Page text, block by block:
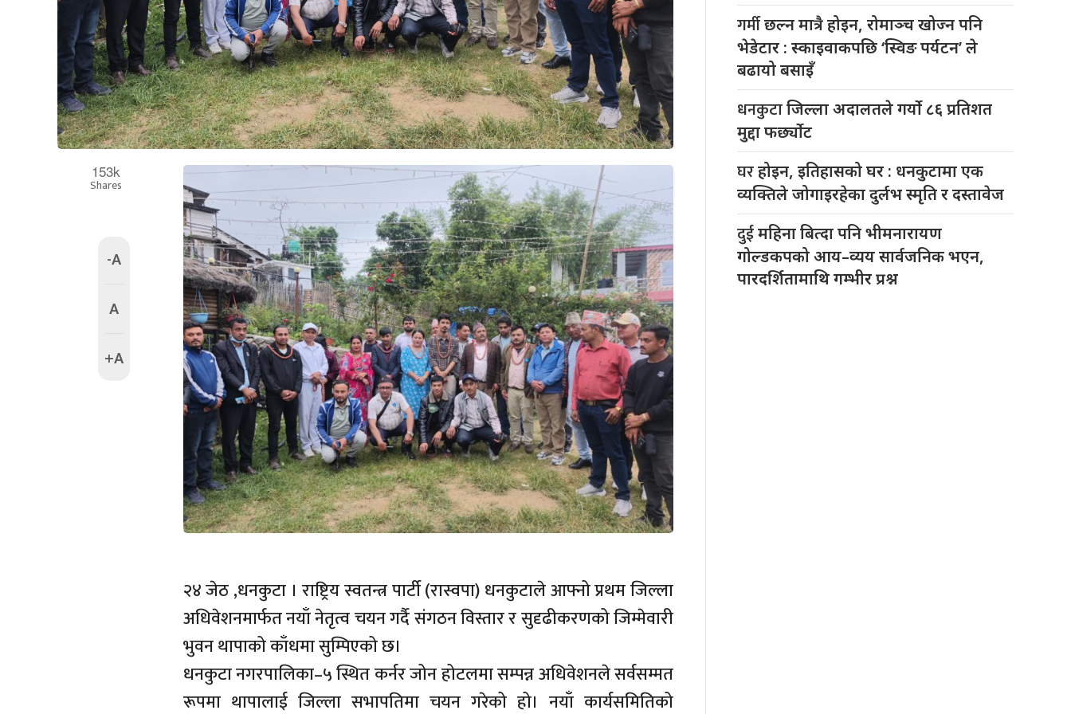
153k
Shares
-A
A
+A
२४ जेठ ,धनकुटा । राष्ट्रिय स्वतन्त्र पार्टी (रास्वपा) धनकुटाले आफ्नो प्रथम जिल्ला
अधिवेशनमार्फत नयाँ नेतृत्व चयन गर्दै संगठन विस्तार र सुदृढीकरणको जिम्मेवारी
भुवन थापाको काँधमा सुम्पिएको छ।
धनकुटा नगरपालिका–५ स्थित कर्नर जोन होटलमा सम्पन्न अधिवेशनले सर्वसम्मत
रूपमा थापालाई जिल्ला सभापतिमा चयन गरेको हो। नयाँ कार्यसमितिको
गर्मीछल्न मात्रै होइन, रोमाञ्च खोज्न पनि
भेडेटार : स्काइवाकपछि ‘स्विङ पर्यटन’ ले
बढायो बसाइँ
धनकुटाजिल्ला अदालतले गर्यो ८६ प्रतिशत
मुद्दा फर्छ्योट
घरहोइन, इतिहासको घर : धनकुटामा एक
व्यक्तिले जोगाइरहेका दुर्लभ स्मृति र दस्तावेज
दुईमहिना बित्दा पनि भीमनारायण
गोल्डकपको आय–व्यय सार्वजनिक भएन,
पारदर्शितामाथि गम्भीर प्रश्न